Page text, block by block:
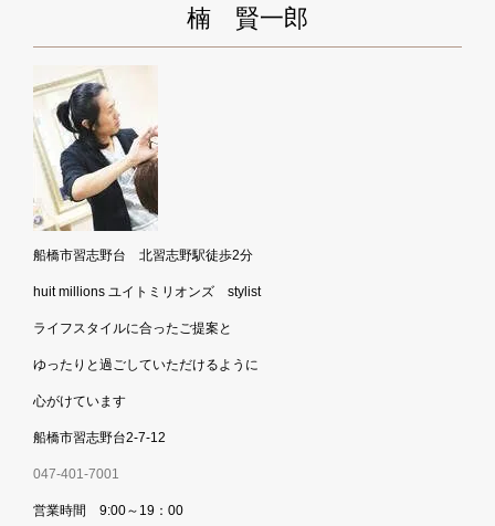
楠 賢一郎
船橋市習志野台 北習志野駅徒歩2分
huit millions ユイトミリオンズ stylist
ライフスタイルに合ったご提案と
ゆったりと過ごしていただけるように
心がけています
船橋市習志野台2-7-12
047-401-7001
営業時間 9:00～19：00